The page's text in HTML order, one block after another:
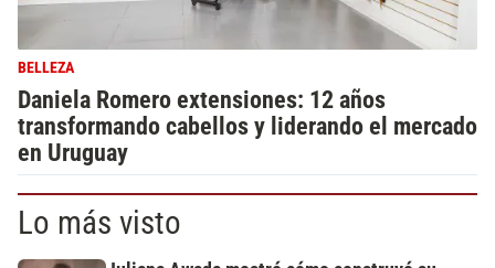
BELLEZA
Daniela Romero extensiones: 12 años
transformando cabellos y liderando el mercado
en Uruguay
Lo más visto